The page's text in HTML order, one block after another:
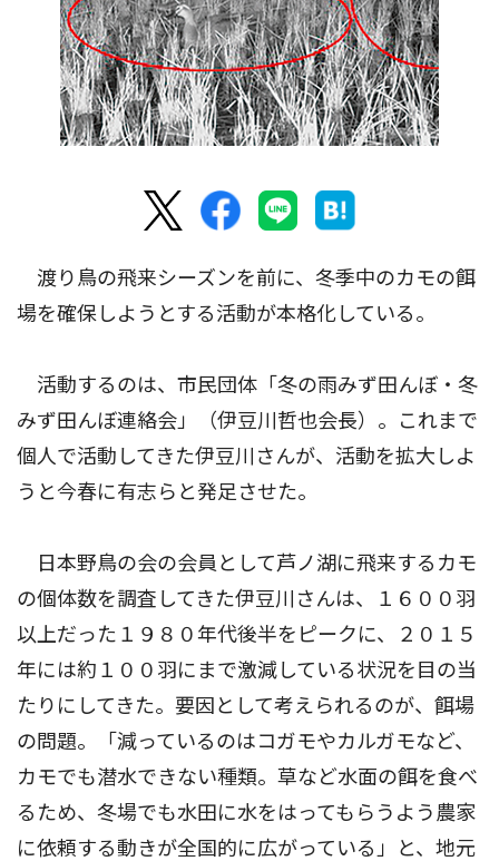
渡り鳥の飛来シーズンを前に、冬季中のカモの餌
場を確保しようとする活動が本格化している。
活動するのは、市民団体「冬の雨みず田んぼ・冬
みず田んぼ連絡会」（伊豆川哲也会長）。これまで
個人で活動してきた伊豆川さんが、活動を拡大しよ
うと今春に有志らと発足させた。
日本野鳥の会の会員として芦ノ湖に飛来するカモ
の個体数を調査してきた伊豆川さんは、１６００羽
以上だった１９８０年代後半をピークに、２０１５
年には約１００羽にまで激減している状況を目の当
たりにしてきた。要因として考えられるのが、餌場
の問題。「減っているのはコガモやカルガモなど、
カモでも潜水できない種類。草など水面の餌を食べ
るため、冬場でも水田に水をはってもらうよう農家
に依頼する動きが全国的に広がっている」と、地元